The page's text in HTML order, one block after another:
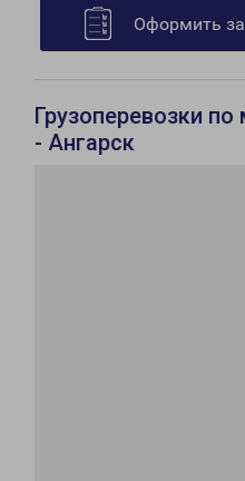
Оформить
Грузоперевозки
- Ангарск